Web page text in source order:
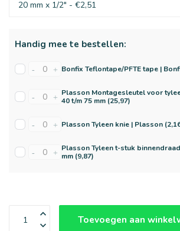
Handig mee te bestellen:
- + Bonfix Teflontape/PFTE tape |
- + Plasson Montagesleutel voor
40 t/m 75 mm (25,97)
- + Plasson Tyleen knie | Plasson
- + Plasson Tyleen t-stuk
mm (9,87)
Toevoegen aan